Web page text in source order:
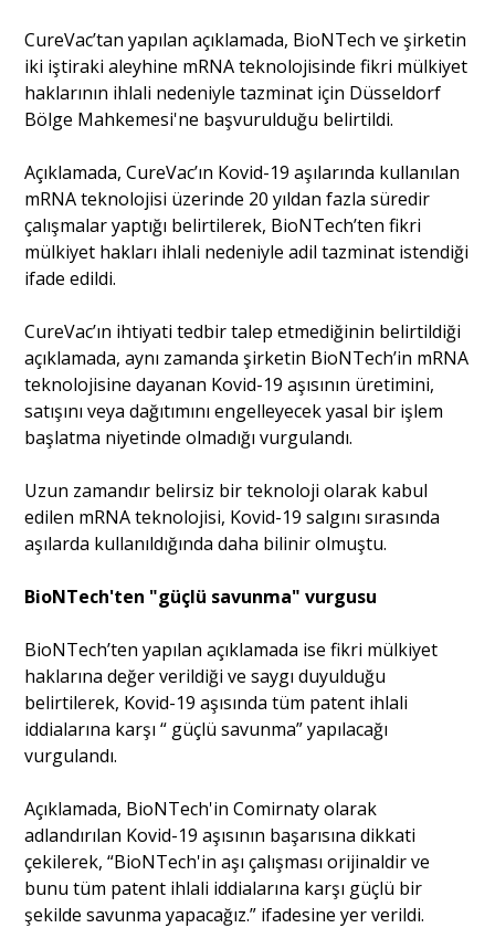
Yorum - Analiz
Söyleşi
Yazı Dizisi
Portre
Eğitim
Dosya Haber
Ankara Analiz
Sağlık
CureVac’tan yapılan açıklamada, BioNTech ve şirketin
iki iştiraki aleyhine mRNA teknolojisinde fikri mülkiyet
haklarının ihlali nedeniyle tazminat için Düsseldorf
Bölge Mahkemesi'ne başvurulduğu belirtildi.
Açıklamada, CureVac’ın Kovid-19 aşılarında kullanılan
mRNA teknolojisi üzerinde 20 yıldan fazla süredir
çalışmalar yaptığı belirtilerek, BioNTech’ten fikri
mülkiyet hakları ihlali nedeniyle adil tazminat istendiği
ifade edildi.
CureVac’ın ihtiyati tedbir talep etmediğinin belirtildiği
açıklamada, aynı zamanda şirketin BioNTech’in mRNA
teknolojisine dayanan Kovid-19 aşısının üretimini,
satışını veya dağıtımını engelleyecek yasal bir işlem
başlatma niyetinde olmadığı vurgulandı.
Uzun zamandır belirsiz bir teknoloji olarak kabul
edilen mRNA teknolojisi, Kovid-19 salgını sırasında
aşılarda kullanıldığında daha bilinir olmuştu.
BioNTech'ten "güçlü savunma" vurgusu
BioNTech’ten yapılan açıklamada ise fikri mülkiyet
haklarına değer verildiği ve saygı duyulduğu
belirtilerek, Kovid-19 aşısında tüm patent ihlali
iddialarına karşı “ güçlü savunma” yapılacağı
vurgulandı.
Açıklamada, BioNTech'in Comirnaty olarak
adlandırılan Kovid-19 aşısının başarısına dikkati
çekilerek, “BioNTech'in aşı çalışması orijinaldir ve
bunu tüm patent ihlali iddialarına karşı güçlü bir
şekilde savunma yapacağız.” ifadesine yer verildi.